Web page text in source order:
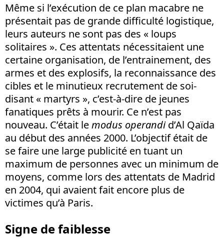
Même si l’exécution de ce plan macabre ne
présentait pas de grande difficulté logistique,
leurs auteurs ne sont pas des « loups
solitaires ». Ces attentats nécessitaient une
certaine organisation, de l’entrainement, des
armes et des explosifs, la reconnaissance des
cibles et le minutieux recrutement de soi-
disant « martyrs », c’est-à-dire de jeunes
fanatiques prêts à mourir. Ce n’est pas
nouveau. C’était lemodus operandid’Al Qaïda
au début des années 2000. L’objectif était de
se faire une large publicité en tuant un
maximum de personnes avec un minimum de
moyens, comme lors des attentats de Madrid
en 2004, qui avaient fait encore plus de
victimes qu’à Paris.
Signe de faiblesse